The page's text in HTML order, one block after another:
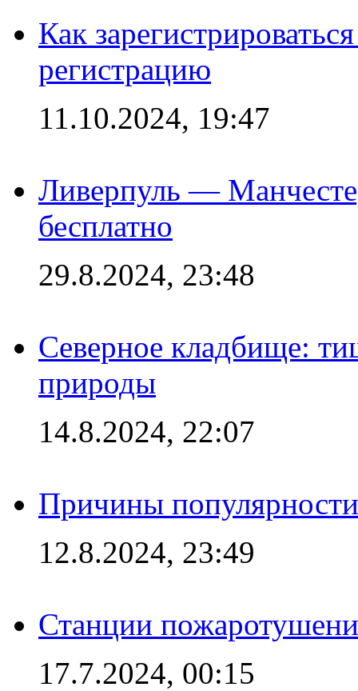
Как
регистрацию
11.10.2024, 19:47
Ливерпуль —
бесплатно
29.8.2024, 23:48
Северное кладбище:
природы
14.8.2024, 22:07
Причины
12.8.2024, 23:49
Станции
17.7.2024, 00:15